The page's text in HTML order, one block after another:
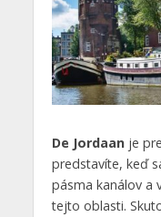
De Jordaanje
predstavíte, keď
pásma kanálov a
tejto oblasti.